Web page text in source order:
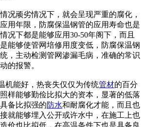
况顽劣情况下，就会呈现严重的腐化，
用年限，防腐保温钢管的应用寿命也是
况下都是能够应用30-50年阁下，而且
能够使管网培修用度变低，防腐保温钢
，主动检测管网渗漏毛病，准确的常识
的报警。
机能好，热丧失仅仅为传统管材的百分
样能够勤俭比拟大的资本，显著的低落
备比拟强的防水和耐腐化才能，而且也
就能够埋入公开或许水中，在施工上也
价也比拟低，在高温条件下也是具备良